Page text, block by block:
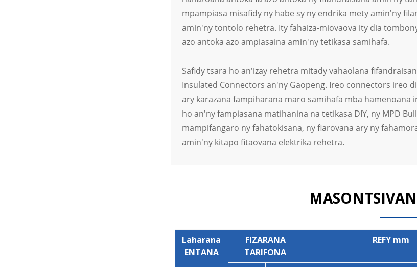
mpampiasa misafidy ny habe sy ny endrika mety amin'ny
amin'ny tontolo rehetra. Ity fahaiza-miovaova ity dia
azo antoka azo ampiasaina amin'ny tetikasa samihafa.
Safidy tsara ho an'izay rehetra mitady vahaolana
Insulated Connectors an'ny Gaopeng. Ireo connectors ireo
ary karazana fampiharana maro samihafa mba
ho an'ny fampiasana matihanina na tetikasa DIY, ny MPD
mampifangaro ny fahatokisana, ny fiarovana ary ny
amin'ny kitapo fitaovana elektrika rehetra.
Laharana
ENTANA
FIZARANA
TARIFONA
REFY mm